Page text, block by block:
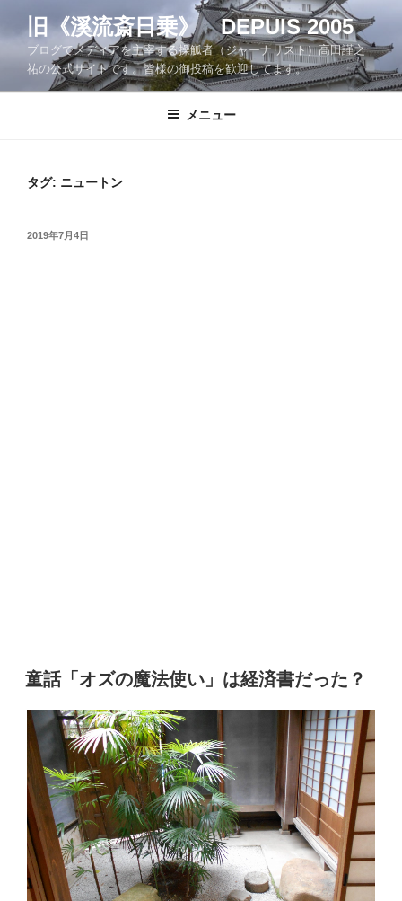
ツ
旧《溪流斎日乗》 DEPUIS 2005
ブログでメディアを主宰する操觚者（ジャーナリスト）高田謹之
祐の公式サイトです。皆様の御投稿を歓迎してます。
メニュー
タグ: ニュートン
投
2019年7月4日
童話「オズの魔法使い」は経済書だった？